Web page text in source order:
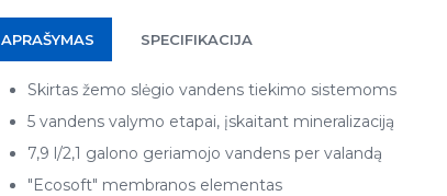
APRAŠYMAS SPECIFIKACIJA
Skirtas žemo slėgio vandens tiekimo sistemoms
5 vandens valymo etapai, įskaitant mineralizaciją
7,9 l/2,1 galono geriamojo vandens per valandą
"Ecosoft" membranos elementas